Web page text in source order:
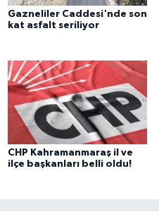
Gazneliler Caddesi'nde son
kat asfalt seriliyor
CHP Kahramanmaraş il ve
ilçe başkanları belli oldu!